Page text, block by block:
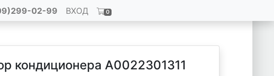
02-99 ВХОД 0
кондиционера A0022301311